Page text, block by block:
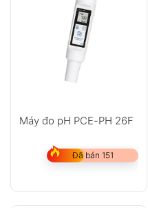
Máy đo pH PCE-PH 26F
Đã bán 151